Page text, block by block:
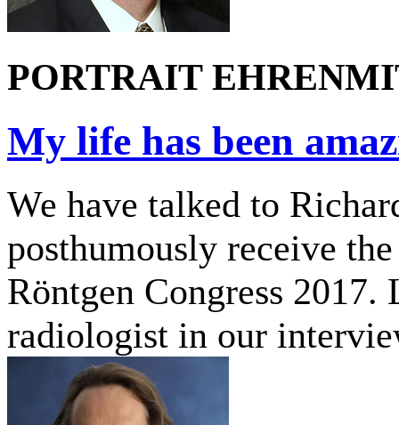
PORTRAIT
My life has been
We have talked to
posthumously receive
Röntgen Congress
radiologist in our